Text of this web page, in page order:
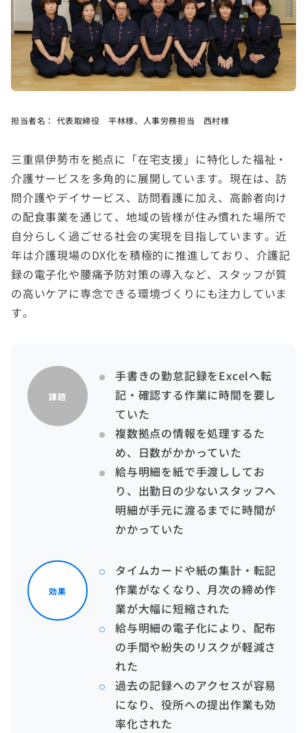
担当者名： 代表取締役 平林様、人事労務担当 西村様
三重県伊勢市を拠点に「在宅支援」に特化した福祉・
介護サービスを多角的に展開しています。現在は、訪
問介護やデイサービス、訪問看護に加え、高齢者向け
の配食事業を通じて、地域の皆様が住み慣れた場所で
自分らしく過ごせる社会の実現を目指しています。近
年は介護現場のDX化を積極的に推進しており、介護記
録の電子化や腰痛予防対策の導入など、スタッフが質
の高いケアに専念できる環境づくりにも注力していま
す。
課題
手書きの勤怠記録をExcelへ転
記・確認する作業に時間を要し
ていた
複数拠点の情報を処理するた
め、日数がかかっていた
給与明細を紙で手渡ししてお
り、出勤日の少ないスタッフへ
明細が手元に渡るまでに時間が
かかっていた
効果
タイムカードや紙の集計・転記
作業がなくなり、月次の締め作
業が大幅に短縮された
給与明細の電子化により、配布
の手間や紛失のリスクが軽減さ
れた
過去の記録へのアクセスが容易
になり、役所への提出作業も効
率化された